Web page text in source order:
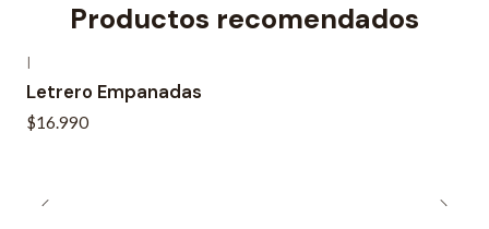
Productos recomendados
|
Letrero Empanadas
$16.990